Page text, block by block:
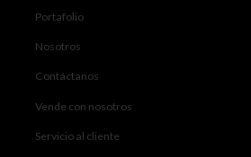
Portafolio
Nosotros
Contáctanos
Vende con nosotros
Servicio al cliente